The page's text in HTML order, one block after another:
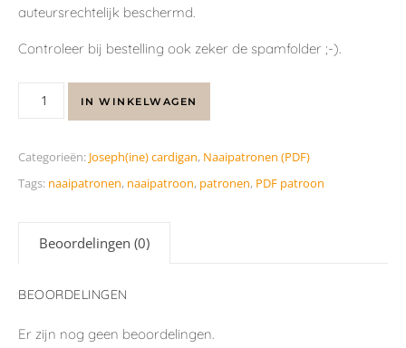
auteursrechtelijk beschermd.
Controleer bij bestelling ook zeker de spamfolder ;-).
IN WINKELWAGEN
Categorieën: Joseph(ine) cardigan, Naaipatronen (PDF)
Tags: naaipatronen, naaipatroon, patronen, PDF patroon
Beoordelingen (0)
BEOORDELINGEN
Er zijn nog geen beoordelingen.